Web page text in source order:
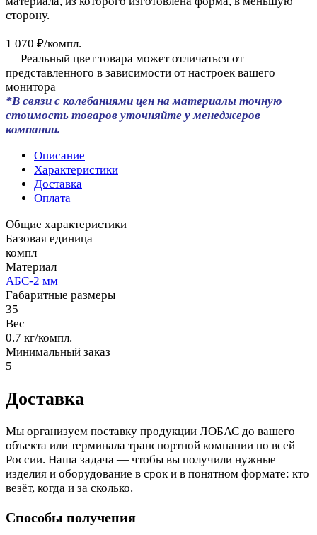
сторону.
1 070 ₽/компл.
Реальный цвет товара может отличаться от
представленного в зависимости от настроек вашего
монитора
*В связи с колебаниями цен на материалы точную
стоимость товаров уточняйте у менеджеров
компании.
Описание
Характеристики
Доставка
Оплата
Общие характеристики
Базовая единица
компл
Материал
АБС-2 мм
Габаритные размеры
35
Вес
0.7 кг/компл.
Минимальный заказ
5
Доставка
Мы организуем поставку продукции ЛОБАС до вашего
объекта или терминала транспортной компании по всей
России. Наша задача — чтобы вы получили нужные
изделия и оборудование в срок и в понятном формате: кто
везёт, когда и за сколько.
Способы получения